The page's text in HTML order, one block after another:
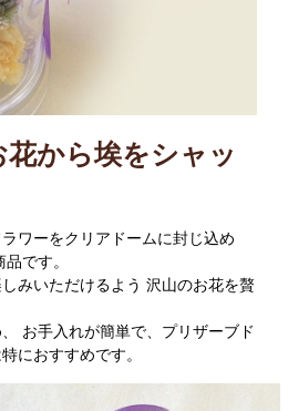
から埃をシャッ
ワーをクリアドームに封じ込め
です。
みいただけるよう 沢山のお花を贅
お手入れが簡単で、プリザーブド
におすすめです。